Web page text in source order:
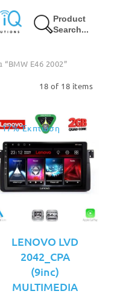
Product
Search...
“BMW E46 2002”
18 of 18 items
17% Έκπτωση
LENOVO LVD
2042_CPA
(9inc)
MULTIMEDIA